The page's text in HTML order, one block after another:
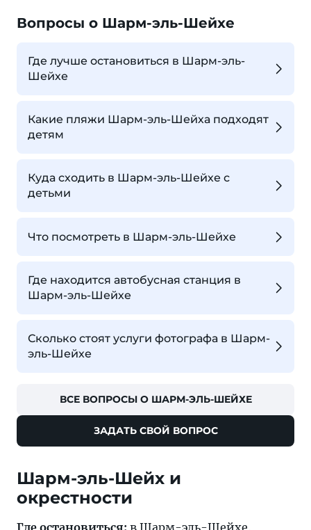
Вопросы о Шарм-эль-Шейхе
Где лучше остановиться в Шарм-эль-
Шейхе
Какие пляжи Шарм-эль-Шейха подходят
детям
Куда сходить в Шарм-эль-Шейхе с
детьми
Что посмотреть в Шарм-эль-Шейхе
Где находится автобусная станция в
Шарм-эль-Шейхе
Сколько стоят услуги фотографа в Шарм-
эль-Шейхе
ВСЕ ВОПРОСЫ О ШАРМ-ЭЛЬ-ШЕЙХЕ
ЗАДАТЬ СВОЙ ВОПРОС
Шарм-эль-Шейх и
окрестности
Где остановиться: в Шарм-эль-Шейхе,